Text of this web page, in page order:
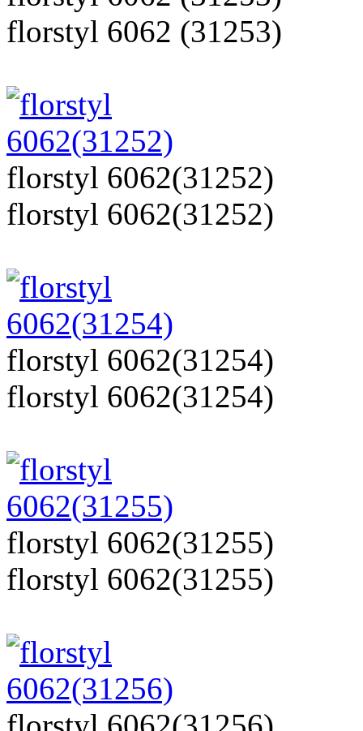
florstyl 6062 (31253)
florstyl 6062(31252)
florstyl 6062(31252)
florstyl 6062(31254)
florstyl 6062(31254)
florstyl 6062(31255)
florstyl 6062(31255)